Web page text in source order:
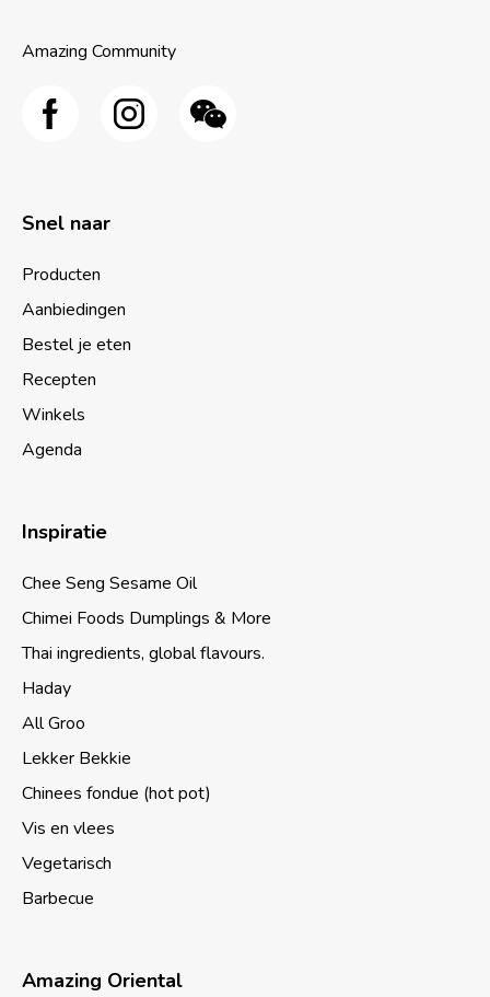
Amazing Community
Snel naar
Producten
Aanbiedingen
Bestel je eten
Recepten
Winkels
Agenda
Inspiratie
Chee Seng Sesame Oil
Chimei Foods Dumplings & More
Thai ingredients, global flavours.
Haday
All Groo
Lekker Bekkie
Chinees fondue (hot pot)
Vis en vlees
Vegetarisch
Barbecue
Amazing Oriental